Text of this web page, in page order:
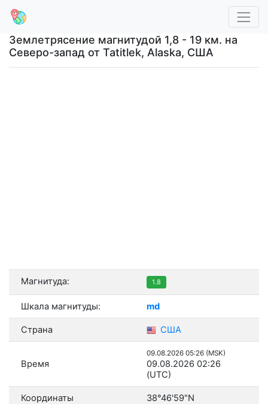
Землетрясение магнитудой 1,8 - 19 км. на
Северо-запад от Tatitlek, Alaska, США
Магнитуда: 1.8
Шкала магнитуды: md
Страна США
Время
09.08.2026 05:26 (MSK)
09.08.2026 02:26
(UTC)
Координаты
38°46'59"N